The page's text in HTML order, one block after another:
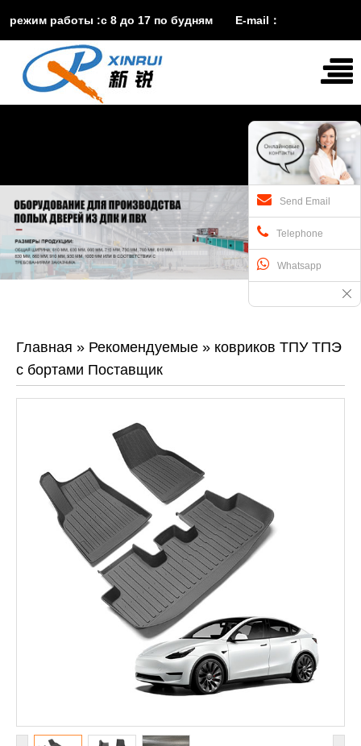
режим работы :с 8 до 17 по будням E-mail：
vira@xinruisuji.comWhatsApp： 
Главная » Рекомендуемые » ковриков ТПУ ТПЭ
с бортами Поставщик
Send Email
Telephone
Whatsapp